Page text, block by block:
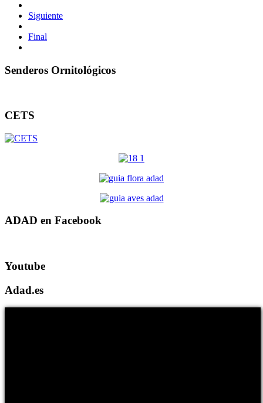
Siguiente
Final
Senderos Ornitológicos
CETS
ADAD en Facebook
Youtube
Adad.es